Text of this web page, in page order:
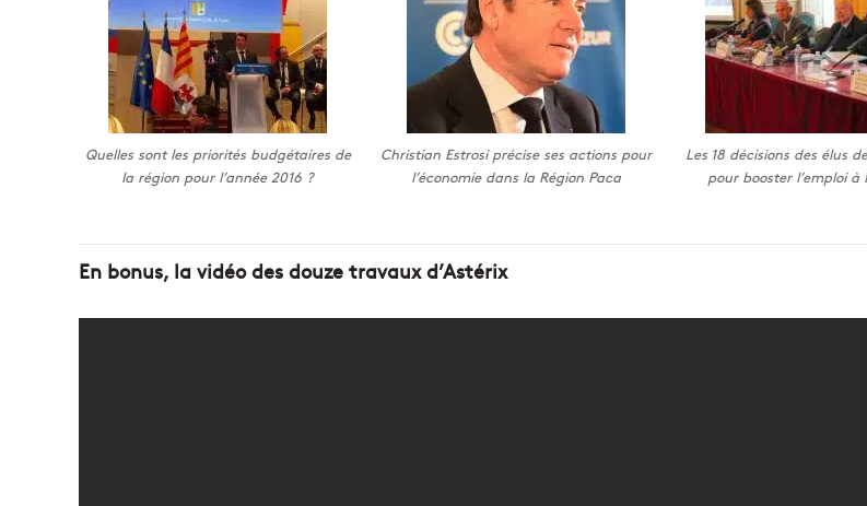
Quelles sont les priorités budgétaires de
la région pour l’année 2016 ?
Christian Estrosi précise ses actions pour
l’économie dans la Région Paca
Les 18 décisions des élus
pour booster l’emploi à
En bonus, la vidéo des douze travaux d’Astérix